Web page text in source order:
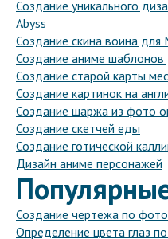
Создание уникального
Abyss
Создание скина воина
Создание аниме
Создание старой карты
Создание картинок на
Создание шаржа из фото
Создание скетчей еды
Создание готической
Дизайн аниме персонажей
Создание чертежа по
Определение цвета глаз